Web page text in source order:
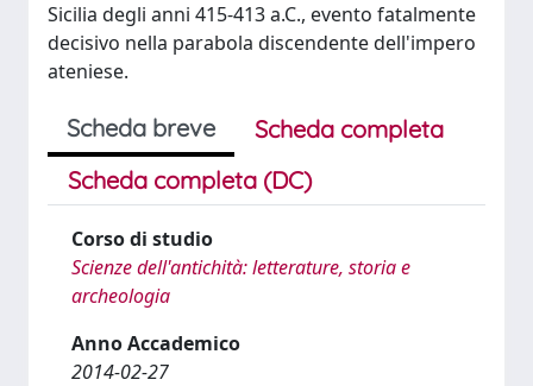
Sicilia degli anni 415-413 a.C., evento fatalmente
decisivo nella parabola discendente dell'impero
ateniese.
Scheda breve
Scheda completa
Scheda completa (DC)
Corso di studio
Scienze dell'antichità: letterature, storia e
archeologia
Anno Accademico
2014-02-27